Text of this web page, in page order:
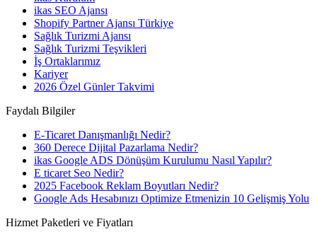
ikas SEO Ajansı
Shopify Partner Ajansı Türkiye
Sağlık Turizmi Ajansı
Sağlık Turizmi Teşvikleri
İş Ortaklarımız
Kariyer
2026 Özel Günler Takvimi
Faydalı Bilgiler
E-Ticaret Danışmanlığı Nedir?
360 Derece Dijital Pazarlama Nedir?
ikas Google ADS Dönüşüm Kurulumu Nasıl Yapılır?
E ticaret Seo Nedir?
2025 Facebook Reklam Boyutları Nedir?
Google Ads Hesabınızı Optimize Etmenizin 10 Gelişmiş Yolu
Hizmet Paketleri ve Fiyatları